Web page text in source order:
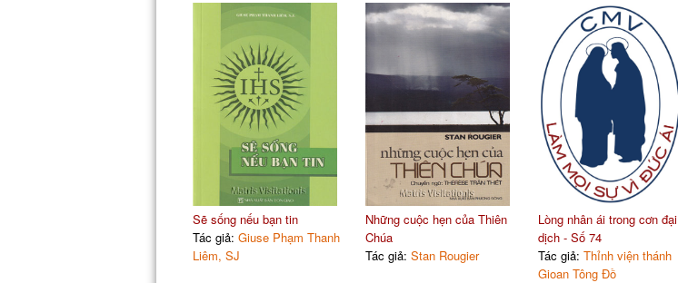
Sẽ sống nếu bạn tin
Tác giả: Giuse Phạm Thanh
Liêm, SJ
Những cuộc hẹn của Thiên
Chúa
Tác giả: Stan Rougier
Lòng nhân ái trong cơn đại
dịch - Số 74
Tác giả: Thỉnh viện thánh
Gioan Tông Đồ